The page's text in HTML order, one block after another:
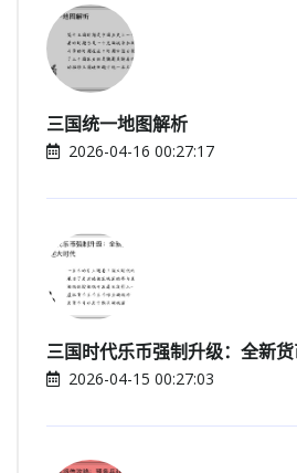
三国统一地图解析
2026-04-16 00:27:17
三国时代乐币强制升级：全新
2026-04-15 00:27:03